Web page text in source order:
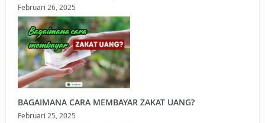
Februari 26, 2025
BAGAIMANA CARA MEMBAYAR ZAKAT UANG?
Februari 25, 2025